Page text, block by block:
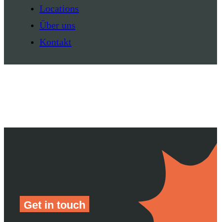
Locations
Über uns
Kontakt
Get in touch